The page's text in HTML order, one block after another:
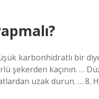
karbonhidratlı bir
şekerden kaçının. …
uzak durun. … 8.